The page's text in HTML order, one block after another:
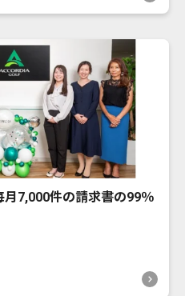
月7,000件の請求書の99％